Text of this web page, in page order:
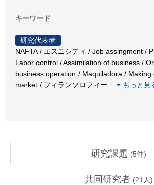
キーワード
研究代表者
NAFTA / エスニシティ / Job assingment /
Labor control / Assimilation of business /
business operation / Maquiladora / Making
market / フィランソロフィー
もっと見
研究課題 (5件)
共同研究者 (21 人)